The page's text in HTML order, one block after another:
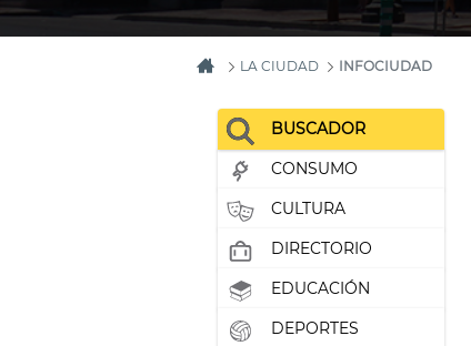
LA CIUDAD INFOCIUDAD
BUSCADOR
CONSUMO
CULTURA
DIRECTORIO
EDUCACIÓN
DEPORTES